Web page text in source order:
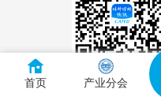
扫描下载
体外诊断头条APP
首页 产业分会